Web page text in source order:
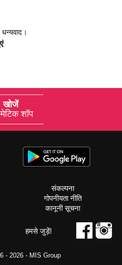
खोजें
शॉप
संकल्पना
गोपनीयता नीति
कानूनी सूचना
हमसे जुड़ें!
- 2026 - MIS Group